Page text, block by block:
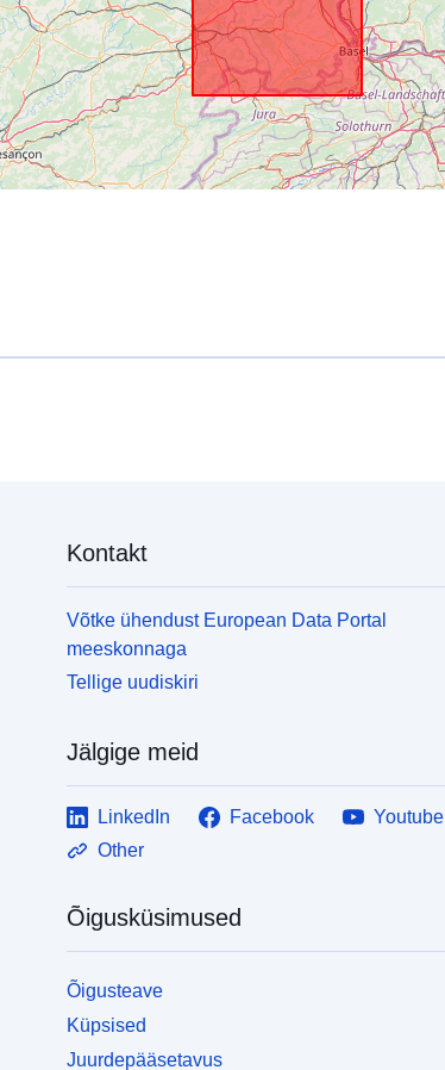
Kontakt
Võtke ühendust European Data Portal
meeskonnaga
Tellige uudiskiri
Jälgige meid
LinkedIn Facebook
Youtube
Other
Õigusküsimused
Õigusteave
Küpsised
Juurdepääsetavus